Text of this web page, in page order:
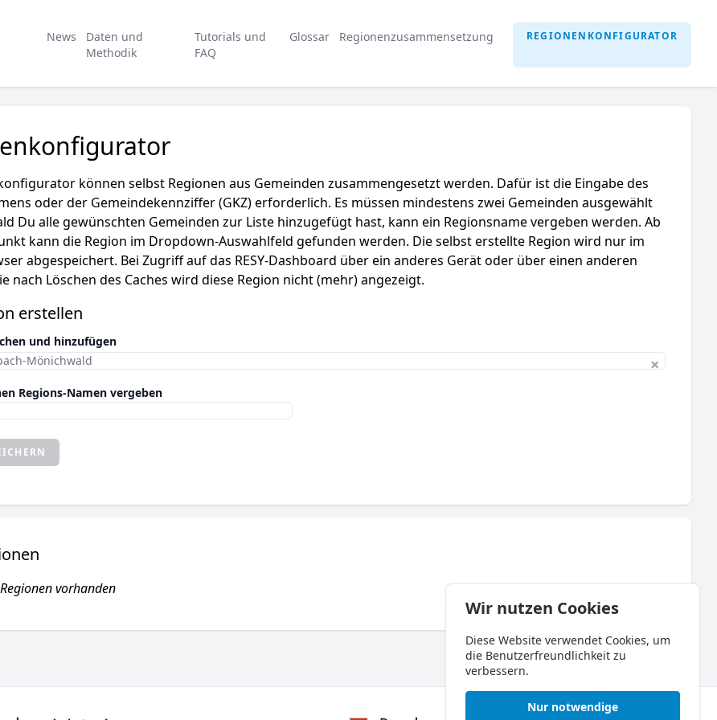
News
Daten und
Methodik
Tutorials und
FAQ
Glossar Regionenzusammensetzung REGIONENKONFIGURATOR
können selbst Regionen aus Gemeinden zusammengesetzt werden. Dafür ist die Eingabe des
oder der Gemeindekennziffer (GKZ) erforderlich. Es müssen mindestens zwei Gemeinden ausgewählt
Du alle gewünschten Gemeinden zur Liste hinzugefügt hast, kann ein Regionsname vergeben werden. Ab
kann die Region im Dropdown-Auswahlfeld gefunden werden. Die selbst erstellte Region wird nur im
abgespeichert. Bei Zugriff auf das RESY-Dashboard über ein anderes Gerät oder über einen anderen
nach Löschen des Caches wird diese Region nicht (mehr) angezeigt.
erstellen
und hinzufügen
×
Regions-Namen vergeben
vorhanden
Wir nutzen Cookies
Diese Website verwendet Cookies, um
die Benutzerfreundlichkeit zu
verbessern.
Nur notwendige